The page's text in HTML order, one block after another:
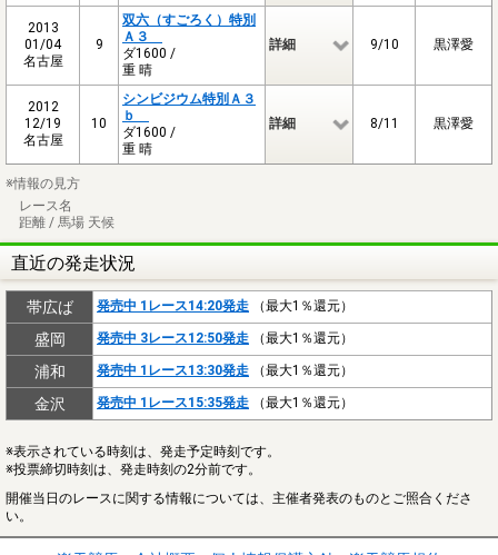
2013
01/04
名古屋
9
双六（すごろく）特別
Ａ３
ダ1600 /
重 晴
詳細 9/10 黒澤愛
2012
12/19
名古屋
10
シンビジウム特別Ａ３
ｂ
ダ1600 /
重 晴
詳細 8/11 黒澤愛
※情報の見方
レース名
距離 / 馬場 天候
直近の発走状況
帯広ば 発売中 1レース14:20発走 （最大1％還元）
盛岡 発売中 3レース12:50発走 （最大1％還元）
浦和 発売中 1レース13:30発走 （最大1％還元）
金沢 発売中 1レース15:35発走 （最大1％還元）
※表示されている時刻は、発走予定時刻です。
※投票締切時刻は、発走時刻の2分前です。
開催当日のレースに関する情報については、主催者発表のものとご照合くださ
い。